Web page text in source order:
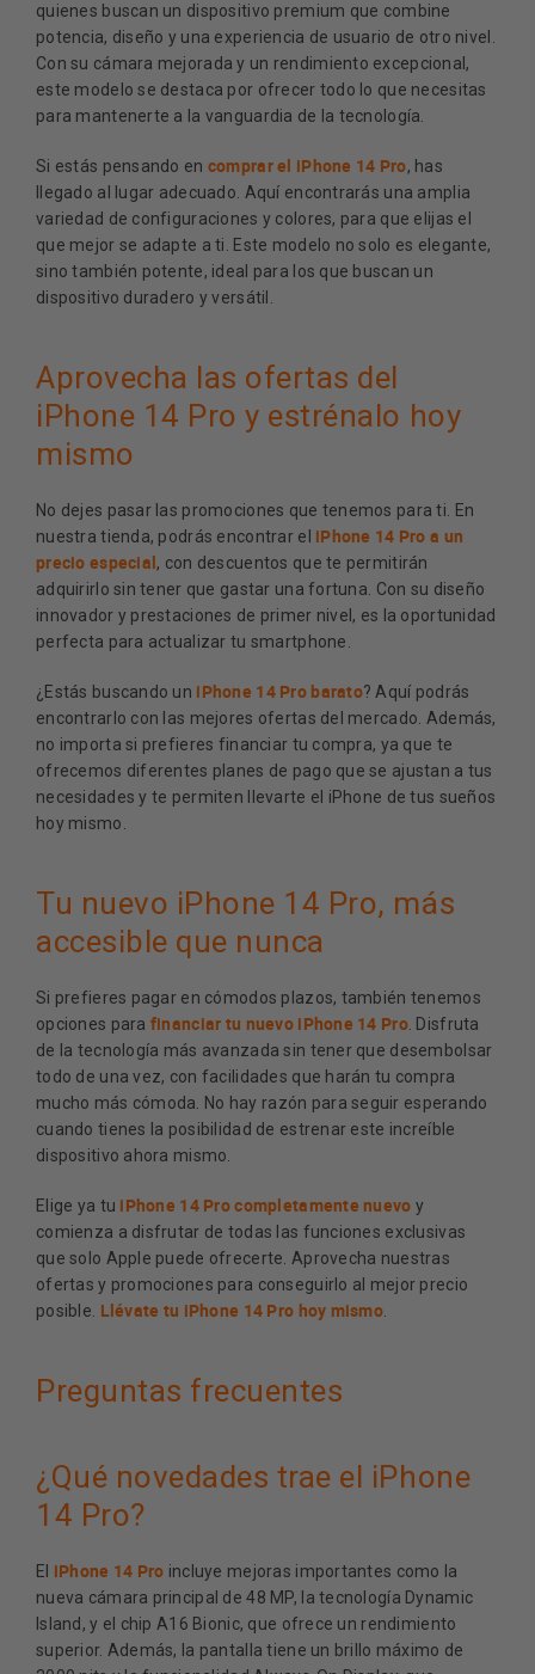
quienes buscan un dispositivo premium que combine
potencia, diseño y una experiencia de usuario de otro nivel.
Con su cámara mejorada y un rendimiento excepcional,
este modelo se destaca por ofrecer todo lo que necesitas
para mantenerte a la vanguardia de la tecnología.
Si estás pensando en comprar el iPhone 14 Pro, has
llegado al lugar adecuado. Aquí encontrarás una amplia
variedad de configuraciones y colores, para que elijas el
que mejor se adapte a ti. Este modelo no solo es elegante,
sino también potente, ideal para los que buscan un
dispositivo duradero y versátil.
Aprovecha las ofertas del
iPhone 14 Pro y estrénalo hoy
mismo
No dejes pasar las promociones que tenemos para ti. En
nuestra tienda, podrás encontrar el iPhone 14 Pro a un
precio especial, con descuentos que te permitirán
adquirirlo sin tener que gastar una fortuna. Con su diseño
innovador y prestaciones de primer nivel, es la oportunidad
perfecta para actualizar tu smartphone.
¿Estás buscando un iPhone 14 Pro barato? Aquí podrás
encontrarlo con las mejores ofertas del mercado. Además,
no importa si prefieres financiar tu compra, ya que te
ofrecemos diferentes planes de pago que se ajustan a tus
necesidades y te permiten llevarte el iPhone de tus sueños
hoy mismo.
Tu nuevo iPhone 14 Pro, más
accesible que nunca
Si prefieres pagar en cómodos plazos, también tenemos
opciones para financiar tu nuevo iPhone 14 Pro. Disfruta
de la tecnología más avanzada sin tener que desembolsar
todo de una vez, con facilidades que harán tu compra
mucho más cómoda. No hay razón para seguir esperando
cuando tienes la posibilidad de estrenar este increíble
dispositivo ahora mismo.
Elige ya tu iPhone 14 Pro completamente nuevo y
comienza a disfrutar de todas las funciones exclusivas
que solo Apple puede ofrecerte. Aprovecha nuestras
ofertas y promociones para conseguirlo al mejor precio
posible. Llévate tu iPhone 14 Pro hoy mismo
Preguntas frecuentes
¿Qué novedades trae el iPhone
14 Pro?
El iPhone 14 Pro incluye mejoras importantes como la
nueva cámara principal de 48 MP, la tecnología Dynamic
Island, y el chip A16 Bionic, que ofrece un rendimiento
superior. Además, la pantalla tiene un brillo máximo de